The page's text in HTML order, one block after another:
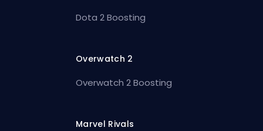
Dota 2 Boosting
Overwatch 2
Overwatch 2 Boosting
Marvel Rivals